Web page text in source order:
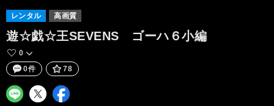
レンタル 高画質
遊☆戯☆王SEVENS ゴーハ６小編
0
0件
78